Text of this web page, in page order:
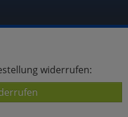
widerrufen: